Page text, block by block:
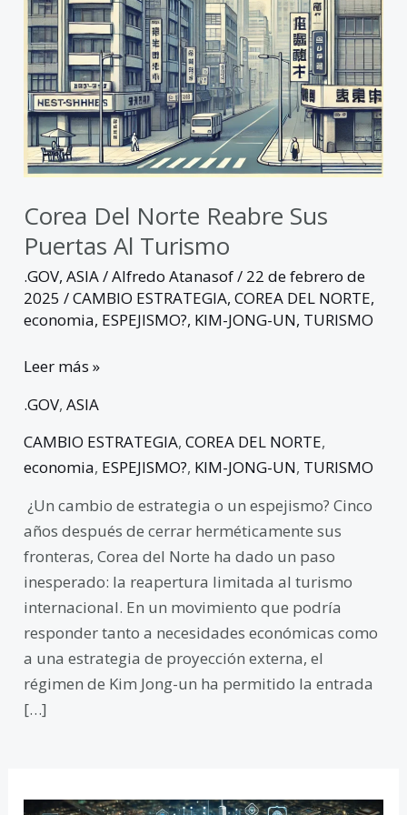
Corea Del Norte Reabre Sus
Puertas Al Turismo
.GOV,ASIA/Alfredo Atanasof/ 22 de febrero de
2025/CAMBIO ESTRATEGIA,COREA DEL NORTE,
economia, ESPEJISMO?, KIM-JONG-UN, TURISMO
turismo
Leer más »
.GOV,ASIA
CAMBIO ESTRATEGIA,COREA DEL NORTE,
economia, ESPEJISMO?, KIM-JONG-UN, TURISMO
¿Un cambio de estrategia o un espejismo? Cinco
años después de cerrar herméticamente sus
fronteras, Corea del Norte ha dado un paso
inesperado: la reapertura limitada al turismo
internacional. En un movimiento que podría
responder tanto a necesidades económicas como
a una estrategia de proyección externa, el
régimen de Kim Jong-un ha permitido la entrada
[…]